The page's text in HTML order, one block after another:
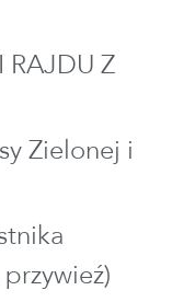
RAJDU Z
Zielonej i